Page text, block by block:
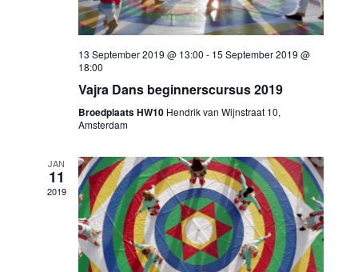
13 September 2019 @ 13:00 - 15 September 2019 @
18:00
Vajra Dans beginnerscursus 2019
Broedplaats HW10 Hendrik van Wijnstraat 10,
Amsterdam
JAN
11
2019